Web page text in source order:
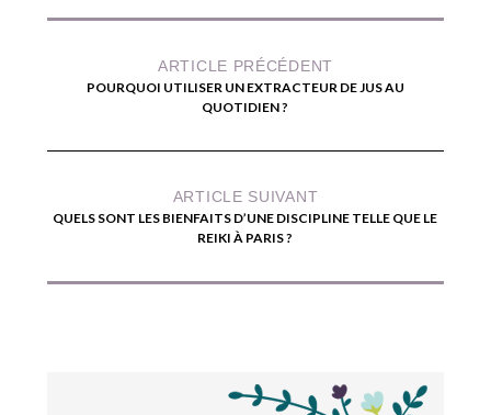
ARTICLE PRÉCÉDENT
POURQUOI UTILISER UN EXTRACTEUR DE JUS AU
QUOTIDIEN ?
ARTICLE SUIVANT
QUELS SONT LES BIENFAITS D’UNE DISCIPLINE TELLE QUE LE
REIKI À PARIS ?